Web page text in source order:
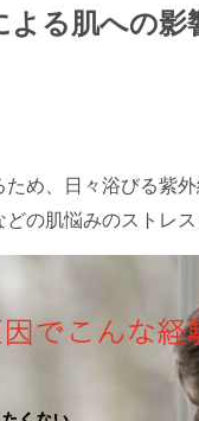
る肌への
め、日々浴びる紫外
の肌悩みのストレス